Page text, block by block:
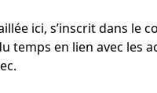
ici, s’inscrit dans
temps en lien avec les